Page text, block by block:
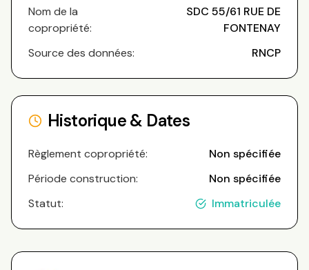
Nom de la
copropriété:
SDC 55/61 RUE DE
FONTENAY
Source des données:
RNCP
Historique & Dates
Règlement copropriété:
Non spécifiée
Période construction:
Non spécifiée
Statut:
Immatriculée